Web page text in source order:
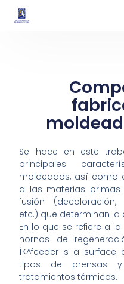
Se hace en este
principales
moldeados, así como
a las materias
fusión (decoloración,
etc.) que determinan la
En lo que se refiere a
hornos de
Í<^feeder s a surface
tipos de prensas
tratamientos térmicos.